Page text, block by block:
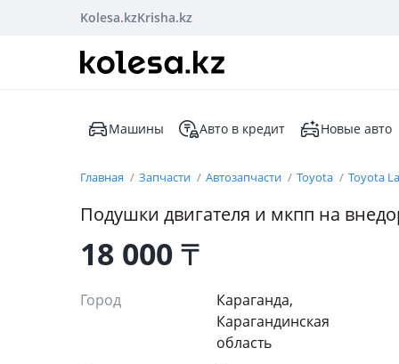
Kolesa.kzKrisha.kz
Машины Авто в кредит Новые авто
Главная Запчасти Автозапчасти Toyota Toyota
Подушки двигателя и мкпп на
18 000₸
Город
Караганда,
Карагандинская
область